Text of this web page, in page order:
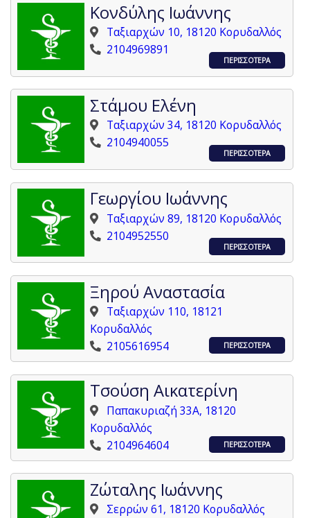
Κονδύλης Ιωάννης
Ταξιαρχών 10, 18120 Κορυδαλλός
2104969891
ΠΕΡΙΣΣΟΤΕΡΑ
Στάμου Ελένη
Ταξιαρχών 34, 18120 Κορυδαλλός
2104940055
ΠΕΡΙΣΣΟΤΕΡΑ
Γεωργίου Ιωάννης
Ταξιαρχών 89, 18120 Κορυδαλλός
2104952550
ΠΕΡΙΣΣΟΤΕΡΑ
Ξηρού Αναστασία
Ταξιαρχών 110, 18121
Κορυδαλλός
2105616954
ΠΕΡΙΣΣΟΤΕΡΑ
Τσούση Αικατερίνη
Παπακυριαζή 33Α, 18120
Κορυδαλλός
2104964604
ΠΕΡΙΣΣΟΤΕΡΑ
Ζώταλης Ιωάννης
Σερρών 61, 18120 Κορυδαλλός